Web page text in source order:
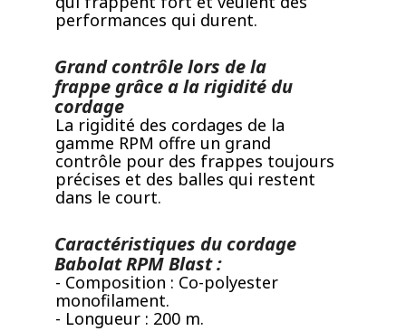
performances qui durent.
Grand contrôle lors de la
frappe grâce a la rigidité du
cordage
La rigidité des cordages de la
gamme RPM offre un grand
contrôle pour des frappes toujours
précises et des balles qui restent
dans le court.
Caractéristiques du cordage
Babolat RPM Blast :
- Composition : Co-polyester
monofilament.
- Longueur : 200 m.